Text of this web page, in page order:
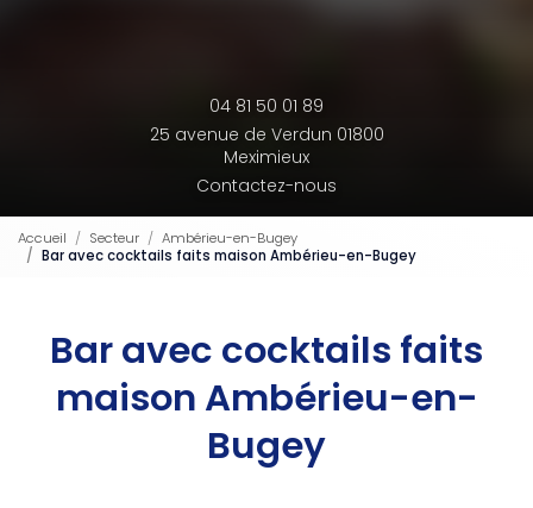
04 81 50 01 89
25 avenue de Verdun 01800
Meximieux
Contactez-nous
Accueil Secteur
Ambérieu-en-Bugey
Bar avec cocktails faits maison Ambérieu-en-Bugey
Bar avec cocktails faits
maison Ambérieu-en-
Bugey